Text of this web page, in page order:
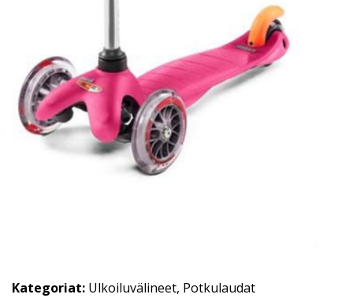
Kategoriat: Ulkoiluvälineet, Potkulaudat